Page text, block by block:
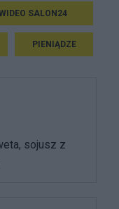
SALON24
PIENIĄDZE
sojusz z